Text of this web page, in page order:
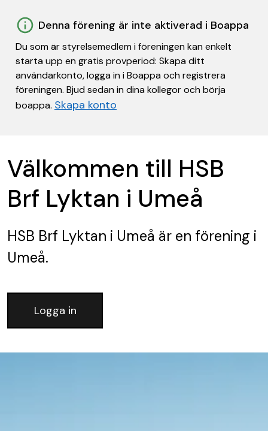
Denna förening är inte aktiverad i Boappa
Du som är styrelsemedlem i föreningen kan enkelt
starta upp en gratis provperiod: Skapa ditt
användarkonto, logga in i Boappa och registrera
föreningen. Bjud sedan in dina kollegor och börja
boappa. Skapa konto
Välkommen till HSB
Brf Lyktan i Umeå
HSB Brf Lyktan i Umeå är en förening i
Umeå.
Logga in